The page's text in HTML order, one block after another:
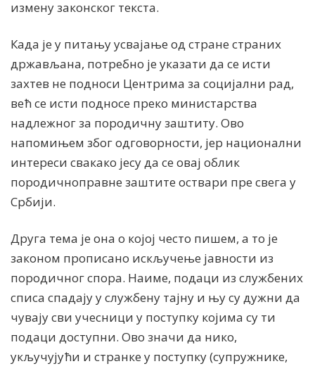
измену законског текста.
Када је у питању усвајање од стране страних
држављана, потребно је указати да се исти
захтев не подноси Центрима за социјални рад,
већ се исти подносе преко министарства
надлежног за породичну заштиту. Ово
напомињем због одговорности, јер национални
интереси свакако јесу да се овај облик
породичноправне заштите оствари пре свега у
Србији.
Друга тема је она о којој често пишем, а то је
законом прописано искључење јавности из
породичног спора. Наиме, подаци из службених
списа спадају у службену тајну и њу су дужни да
чувају сви учесници у поступку којима су ти
подаци доступни. Ово значи да нико,
укључујући и странке у поступку (супружнике,